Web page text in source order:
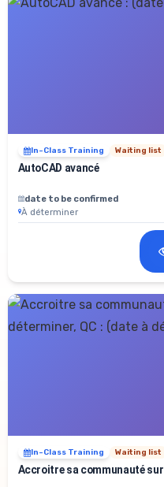
In-Class Training Waiting list
AutoCAD avancé
date to be confirmed
À déterminer
In-Class Training Waiting list
Accroitre sa communauté